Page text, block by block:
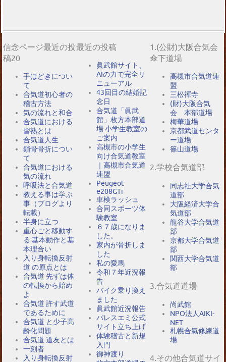
信念ページ最近の投
稿20
手ほどきについ
て
合気道初心者の
稽古方法
気の流れと和合
合気道における
習熟とは
合気道人生
鎖骨骨折につい
て
合気道における
気の流れ
呼吸法と合気道
教える事は学ぶ
事（ブログより
転載）
半身に立つ
重心ごと移動す
る 基本動作と基
本理合い
入り身転換反射
道 の原点とは
合気道 先ずは体
の転換から始め
よ
合気道 許す武道
であるために
合気道 と少子高
齢化問題
合気道 道友とは
一刻者
入り身転換反射
最近の投稿
眞武館サイト、
AIの力で完全リ
ニューアル
43回目の結婚記
念日
合気道「眞武
館」枚方本部道
場 小学生教室の
ご案内
高槻市の小学生
向け合気道教室
｜高槻市合気道
連盟
Peugeot
e208GTi
車検ラッシュ
合同スポーツ体
験教室
６７歳になりま
した。
家内が骨折しま
した
私の愛馬
令和７年近況報
告
バイク乗り換え
ました
眞武館近況報告
パレスエミ公式
サイト立ち上げ
体験稽古と新規
入門
御神渡り
1.(公財)大阪合気会
傘下道場
高槻市合気道連
盟
三松禪寺
(財)大阪合気
会 本部道場
梅華道場
京都武道センタ
ー道場
篠山道場
2.学校合気道部
同志社大学合気
道部
大阪経済大学合
気道部
龍谷大学合気道
部
京都大学合気道
部
関西大学合気道
部
3.合気道道場
尚武館
NPO法人AIKI-
NET
札幌合氣修練道
場
4.その他合気道サイ